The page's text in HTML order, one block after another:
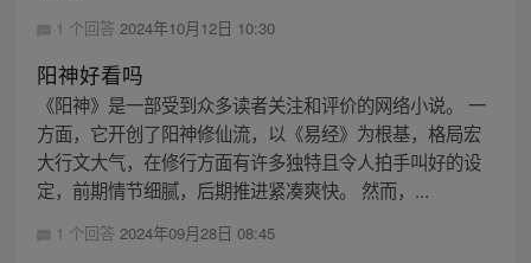
1 个回答 2024年10月12日 10:30
阳神好看吗
《阳神》是一部受到众多读者关注和评价的网络小说。 一
方面，它开创了阳神修仙流，以《易经》为根基，格局宏
大行文大气，在修行方面有许多独特且令人拍手叫好的设
定，前期情节细腻，后期推进紧凑爽快。 然而，...
1 个回答 2024年09月28日 08:45